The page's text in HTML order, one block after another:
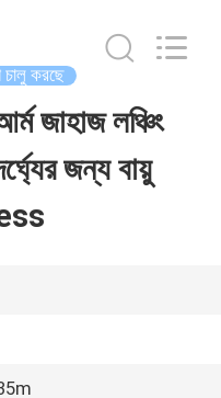
চালু করছে
জাহাজ লঞ্চিং
জন্য বায়ু